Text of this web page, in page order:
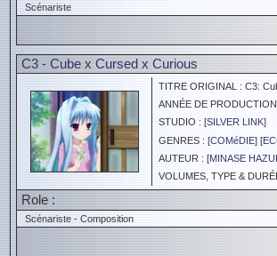
Scénariste
C3 - Cube x Cursed x Curious
TITRE ORIGINAL : C3:
ANNÉE DE
STUDIO : [SILVER LINK]
GENRES : [COMéDIE] [
AUTEUR : [MINASE
VOLUMES, TYPE &
Role :
Scénariste - Composition